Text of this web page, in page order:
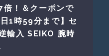
倍！＆クーポンで
1時59分まで】セ
輸入 SEIKO 腕時